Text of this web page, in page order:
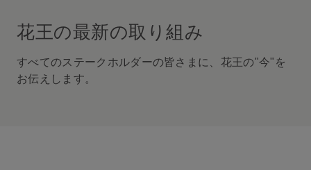
花王の最新の取り組み
すべてのステークホルダーの皆さまに、花王の"今"を
お伝えします。